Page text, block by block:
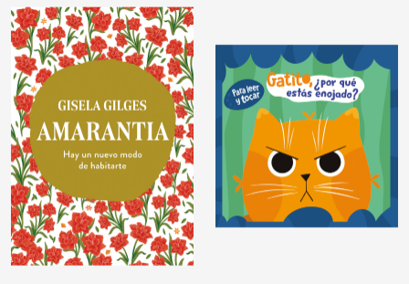
VOLVER A CREER